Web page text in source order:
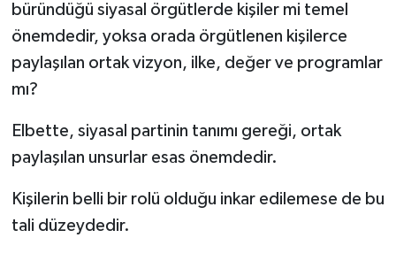
büründüğü siyasal örgütlerde kişiler mi temel
önemdedir, yoksa orada örgütlenen kişilerce
paylaşılan ortak vizyon, ilke, değer ve programlar
mı?
Elbette, siyasal partinin tanımı gereği, ortak
paylaşılan unsurlar esas önemdedir.
Kişilerin belli bir rolü olduğu inkar edilemese de bu
tali düzeydedir.